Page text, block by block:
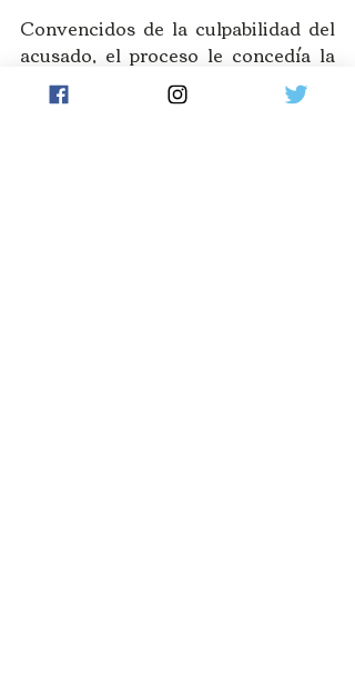
Convencidos de la culpabilidad del
acusado, el proceso le concedía la
posibilidad de tener el servicio de un
abogado para su defensa, pero, a